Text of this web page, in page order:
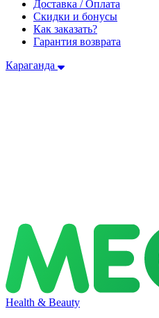
Доставка / Оплата
Скидки и бонусы
Как заказать?
Гарантия возврата
Караганда
Health & Beauty